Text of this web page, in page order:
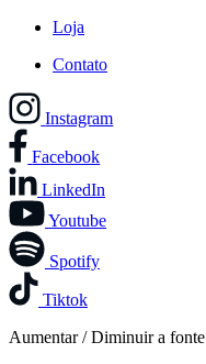
Loja
Contato
Instagram
Facebook
LinkedIn
Youtube
Spotify
Tiktok
Aumentar / Diminuir a fonte